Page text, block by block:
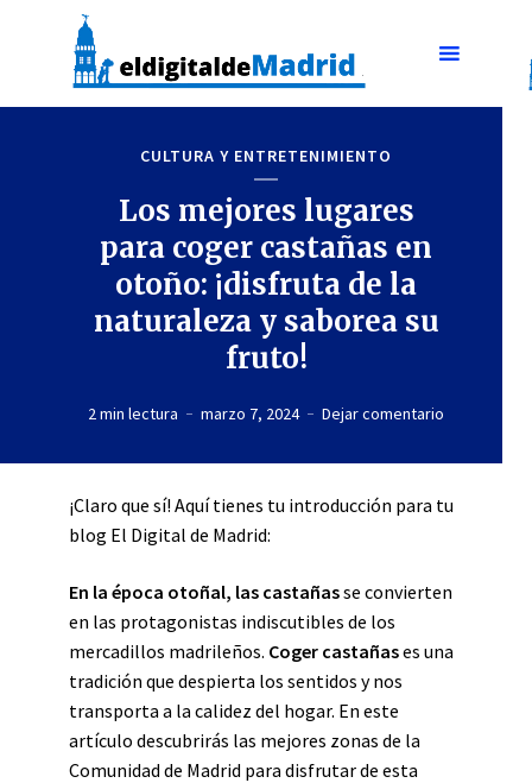
CULTURA Y ENTRETENIMIENTO
Los mejores lugares
para coger castañas en
otoño: ¡disfruta de la
naturaleza y saborea su
fruto!
2 min lectura marzo 7, 2024 Dejar comentario
¡Claro que sí! Aquí tienes tu introducción para tu
blog El Digital de Madrid:
En la época otoñal, las castañasse convierten
en las protagonistas indiscutibles de los
mercadillos madrileños. Coger castañases una
tradición que despierta los sentidos y nos
transporta a la calidez del hogar. En este
artículo descubrirás las mejores zonas de la
Comunidad de Madrid para disfrutar de esta